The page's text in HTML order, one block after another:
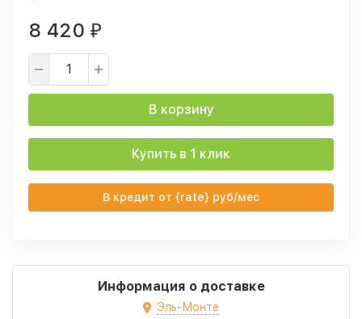
8 420 ₽
В корзину
Купить в 1 клик
В кредит от {rate} руб/мес
Информация о доставке
Эль-Монте